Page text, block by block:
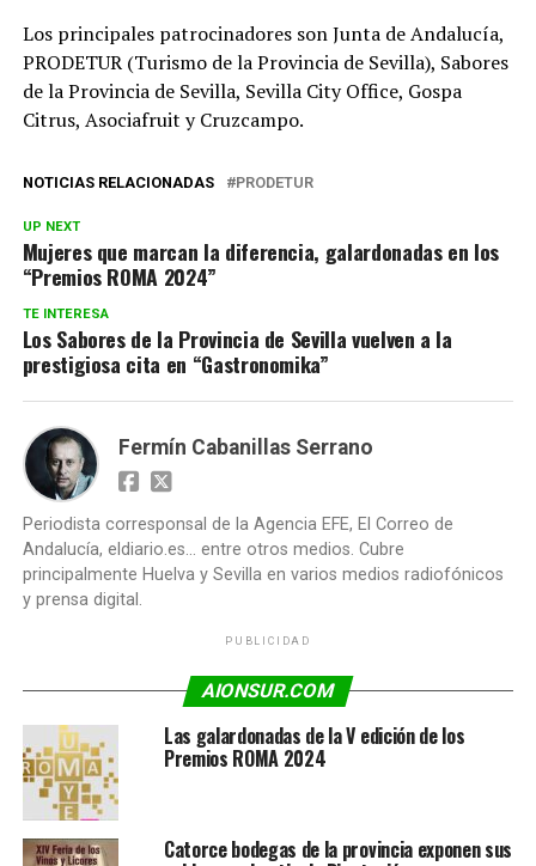
Los principales patrocinadores son Junta de Andalucía,
PRODETUR (Turismo de la Provincia de Sevilla), Sabores
de la Provincia de Sevilla, Sevilla City Office, Gospa
Citrus, Asociafruit y Cruzcampo.
NOTICIAS RELACIONADAS PRODETUR
UP NEXT
Mujeres que marcan la diferencia, galardonadas en los
“Premios ROMA 2024”
TE INTERESA
Los Sabores de la Provincia de Sevilla vuelven a la
prestigiosa cita en “Gastronomika”
Fermín Cabanillas Serrano
Periodista corresponsal de la Agencia EFE, El Correo de
Andalucía, eldiario.es... entre otros medios. Cubre
principalmente Huelva y Sevilla en varios medios radiofónicos
y prensa digital.
PUBLICIDAD
AIONSUR.COM
Las galardonadas de la V edición de los
Premios ROMA 2024
Catorce bodegas de la provincia exponen sus